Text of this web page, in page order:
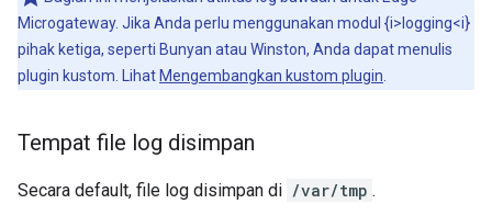
Microgateway. Jika Anda perlu menggunakan modul {i>logging<i}
pihak ketiga, seperti Bunyan atau Winston, Anda dapat menulis
plugin kustom. Lihat Mengembangkan kustom plugin
Tempat file log disimpan
Secara default, file log disimpan di /var/tmp .